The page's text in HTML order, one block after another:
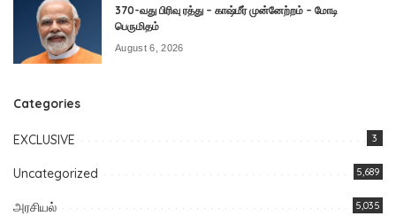
370-வது பிரிவு ரத்து – காஷ்மீர் முன்னேற்றம் – மோடி
பெருமிதம்
August 6, 2026
Categories
EXCLUSIVE 3
Uncategorized 5,689
அரசியல் 5,035